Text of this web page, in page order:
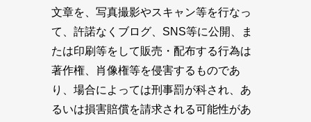
文章を、写真撮影やスキャン等を行なっ
て、許諾なくブログ、SNS等に公開、ま
たは印刷等をして販売・配布する行為は
著作権、肖像権等を侵害するものであ
り、場合によっては刑事罰が科され、あ
るいは損害賠償を請求される可能性があ